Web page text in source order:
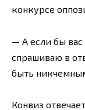
конкурсе
— А если бы вас
спрашиваю в
быть
Конвиз